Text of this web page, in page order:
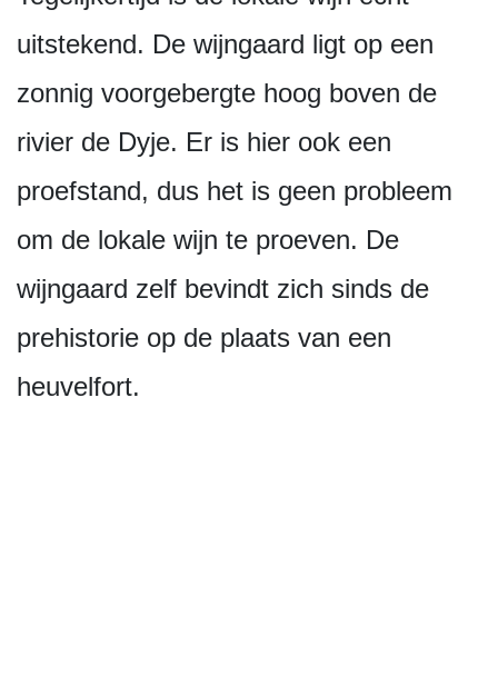
uitstekend. De wijngaard ligt op een
zonnig voorgebergte hoog boven de
rivier de Dyje. Er is hier ook een
proefstand, dus het is geen probleem
om de lokale wijn te proeven. De
wijngaard zelf bevindt zich sinds de
prehistorie op de plaats van een
heuvelfort.